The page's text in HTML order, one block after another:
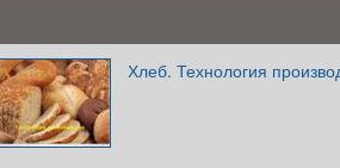
Хлеб. Технология